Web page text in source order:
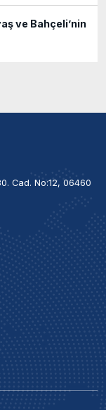
ve Bahçeli’nin
Cad. No:12, 06460